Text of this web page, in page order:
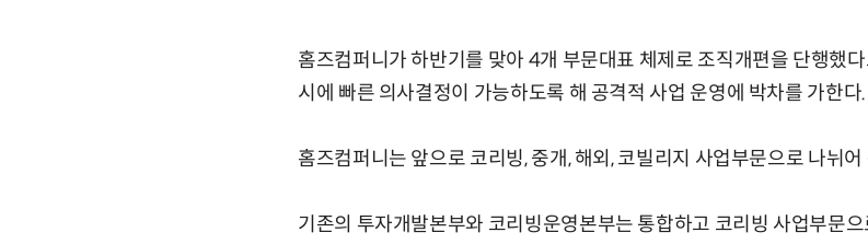
홈즈컴퍼니가 하반기를 맞아 4개 부문대표 체제로 조직개편을 단행했
시에 빠른 의사결정이 가능하도록 해 공격적 사업 운영에 박차를 가한다.
홈즈컴퍼니는 앞으로 코리빙, 중개, 해외, 코빌리지 사업부문으로 나뉘어
기존의 투자개발본부와 코리빙운영본부는 통합하고 코리빙 사업부문